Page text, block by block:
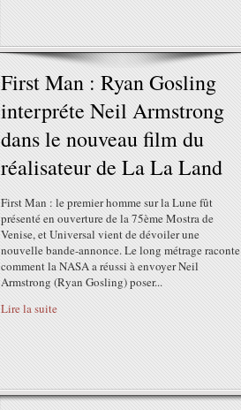
First Man : Ryan Gosling
interpréte Neil Armstrong
dans le nouveau film du
réalisateur de La La Land
First Man : le premier homme sur la Lune fût
présenté en ouverture de la 75ème Mostra de
Venise, et Universal vient de dévoiler une
nouvelle bande-annonce. Le long métrage raconte
comment la NASA a réussi à envoyer Neil
Armstrong (Ryan Gosling) poser...
Lire la suite